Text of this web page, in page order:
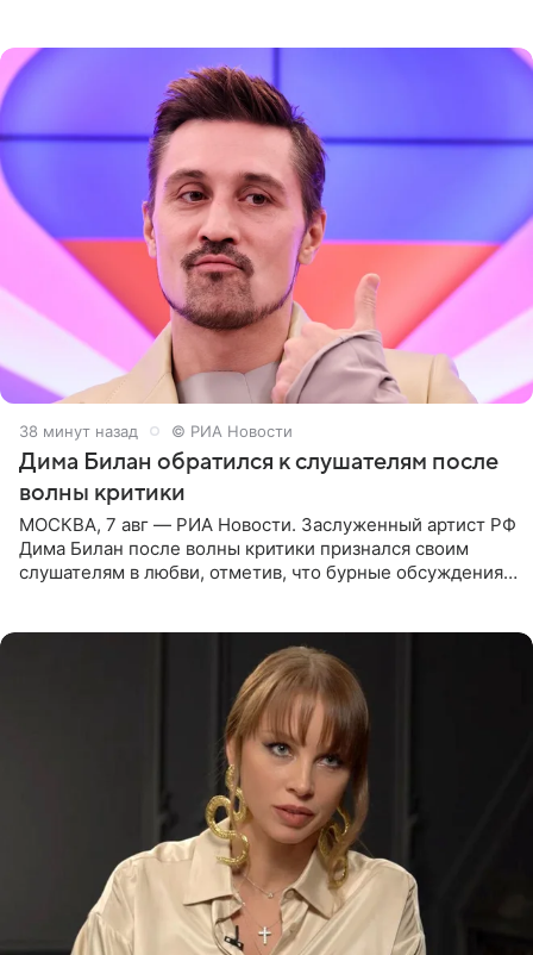
38 минут назад © РИА Новости
Дима Билан обратился к слушателям после
волны критики
МОСКВА, 7 авг — РИА Новости. Заслуженный артист РФ
Дима Билан после волны критики признался своим
слушателям в любви, отметив, что бурные обсуждения